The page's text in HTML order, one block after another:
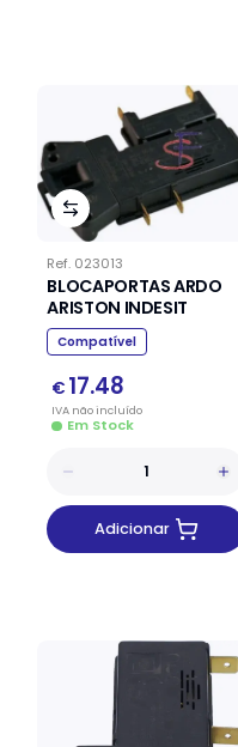
Ref. 023013
BLOCAPORTAS ARDO
ARISTON INDESIT
Compatível
€ 17.48
IVA nãoincluído
Em Stock
Adicionar